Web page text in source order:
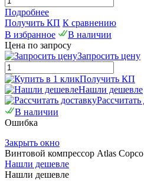
Подробнее
Получить КП К сравнению
В избранное
В наличии
Цена по запросу
Запросить цену
Получить КП
Нашли дешевле
Рассчитать
В наличии
Ошибка
Закрыть окно
Винтовой компрессор Atlas
Нашли дешевле
Нашли дешевле